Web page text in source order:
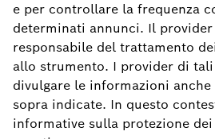
e per controllare la frequenza
determinati annunci. Il
responsabile del trattamento
allo strumento. I provider di
divulgare le informazioni
sopra indicate. In questo
informative sulla protezione